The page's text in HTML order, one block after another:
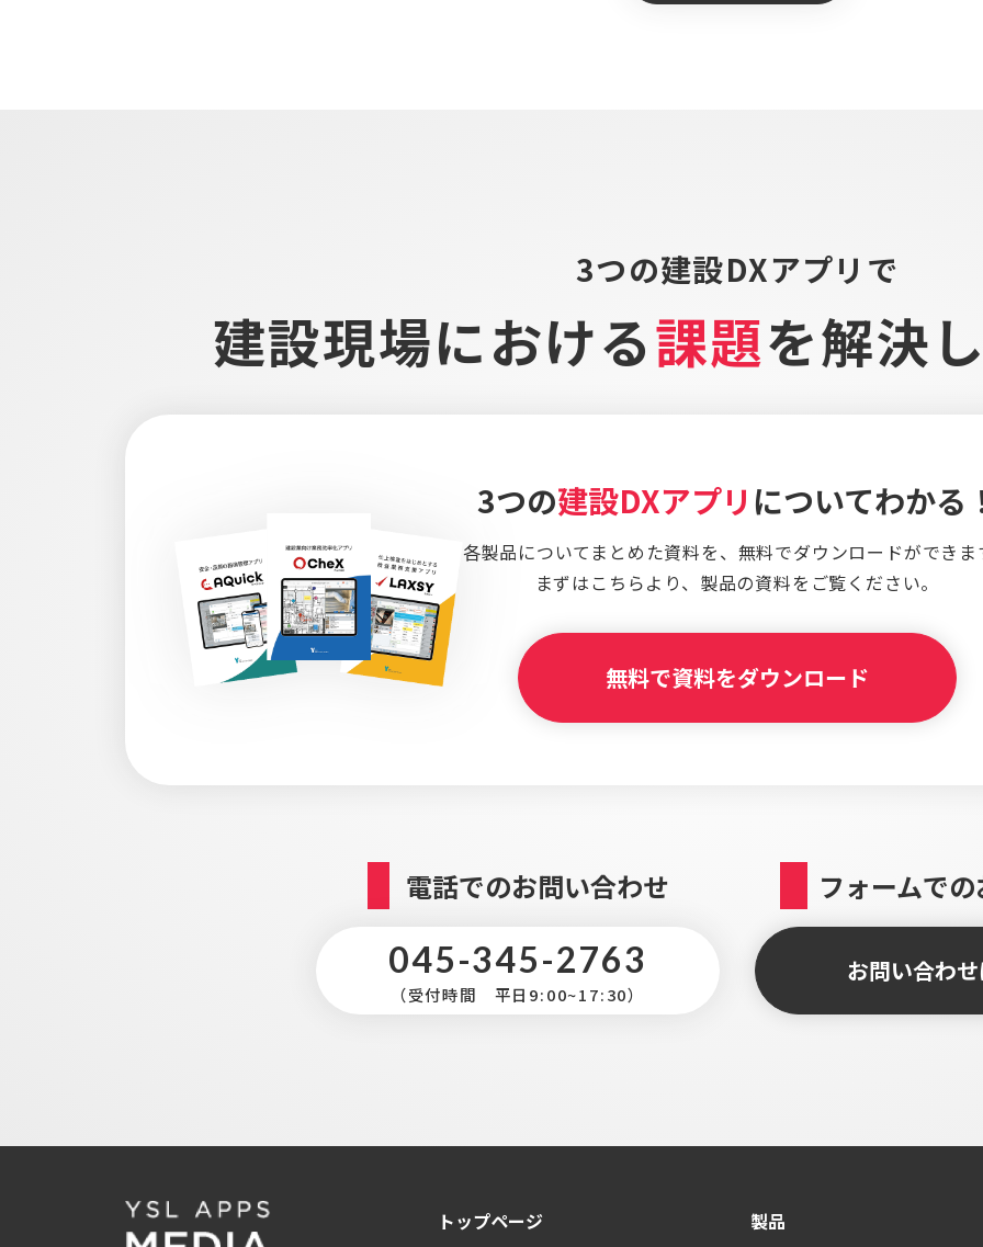
3つの建設DXアプリで
建設現場における課題を解決
3つの建設DXアプリ についてわかる
各製品についてまとめた資料を、 無料でダウンロードができま
まずはこちらより、 製品の資料をご覧ください。
無料で資料をダウンロード
電話でのお問い合わせ
045-345-2763
（受付時間 平日9:00~17:30）
フォームで
お問い合わ
トップページ 製品